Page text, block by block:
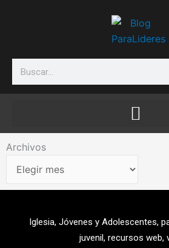
Search
Archivos
Archivos
Iglesia, Jóvenes y Adolescentes,
juvenil, recursos web,